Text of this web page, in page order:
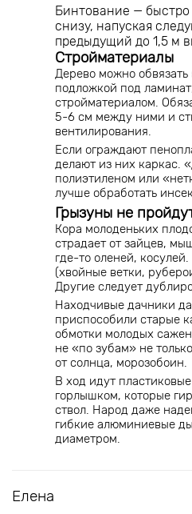
Бинтование —
снизу, напуская
предыдущий до 1,5 м
Стройматериалы
Дерево можно
подложкой под
стройматериалом.
5-6 см между ними и
вентилирования.
Если ограждают
делают из них каркас.
полиэтиленом или
лучше обработать
Грызуны не
Кора молоденьких
страдает от зайцев,
где-то оленей,
(хвойные ветки,
Другие следует
Находчивые дачники
приспособили старые
обмотки молодых
не «по зубам» не
от солнца, морозобоин.
В ход идут
горлышком, которые
ствол. Народ даже
гибкие алюминиевые
диаметром.
Елена